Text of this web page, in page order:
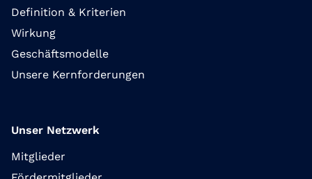
Definition & Kriterien
Wirkung
Geschäftsmodelle
Unsere Kernforderungen
Unser Netzwerk
Mitglieder